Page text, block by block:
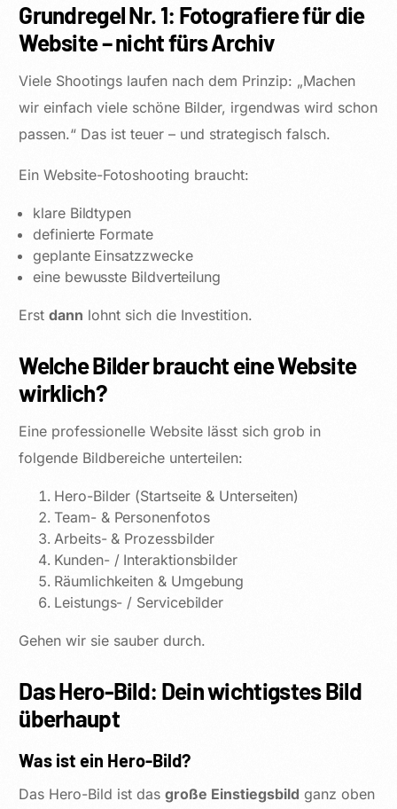
Grundregel Nr. 1: Fotografiere für die
Website – nicht fürs Archiv
Viele Shootings laufen nach dem Prinzip: „Machen
wir einfach viele schöne Bilder, irgendwas wird schon
passen.“ Das ist teuer – und strategisch falsch.
Ein Website-Fotoshooting braucht:
klare Bildtypen
definierte Formate
geplante Einsatzzwecke
eine bewusste Bildverteilung
Erstdann lohnt sich die Investition.
Welche Bilder braucht eine Website
wirklich?
Eine professionelle Website lässt sich grob in
folgende Bildbereiche unterteilen:
Hero-Bilder (Startseite & Unterseiten)
Team- & Personenfotos
Arbeits- & Prozessbilder
Kunden- / Interaktionsbilder
Räumlichkeiten & Umgebung
Leistungs- / Servicebilder
Gehen wir sie sauber durch.
Das Hero-Bild: Dein wichtigstes Bild
überhaupt
Was ist ein Hero-Bild?
Das Hero-Bild ist dasgroße Einstiegsbild ganz oben